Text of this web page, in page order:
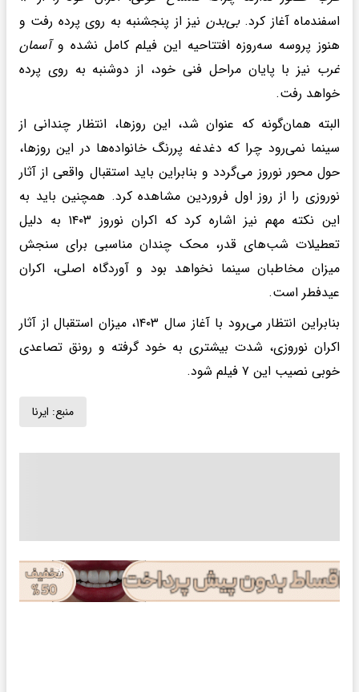
اسفندماه آغاز کرد. بی‌بدن نیز از پنجشنبه به روی پرده رفت و
هنوز پروسه سه‌روزه افتتاحیه این فیلم کامل نشده وآسمان
غرب نیز با پایان مراحل فنی خود، از دوشنبه به روی پرده
خواهد رفت.
البته همان‌گونه که عنوان شد، این روزها، انتظار چندانی از
سینما نمی‌رود چرا که دغدغه پررنگ خانواده‌ها در این روزها،
حول محور نوروز می‌گردد و بنابراین باید استقبال واقعی از آثار
نوروزی را از روز اول فروردین مشاهده کرد. همچنین باید به
این نکته مهم نیز اشاره کرد که اکران نوروز ۱۴۰۳ به دلیل
تعطیلات شب‌های قدر، محک چندان مناسبی برای سنجش
میزان مخاطبان سینما نخواهد بود و آوردگاه اصلی، اکران
عیدفطر است.
بنابراین انتظار می‌‍رود با آغاز سال ۱۴۰۳، میزان استقبال از آثار
اکران نوروزی، شدت بیشتری به خود گرفته و رونق تصاعدی
خوبی نصیب این ۷ فیلم شود.
منبع: ایرنا